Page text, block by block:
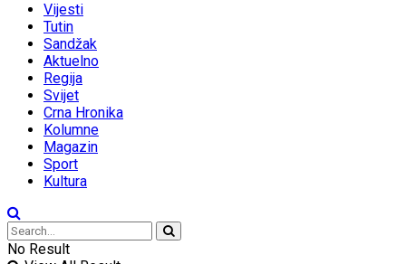
Vijesti
Tutin
Sandžak
Aktuelno
Regija
Svijet
Crna Hronika
Kolumne
Magazin
Sport
Kultura
No Result